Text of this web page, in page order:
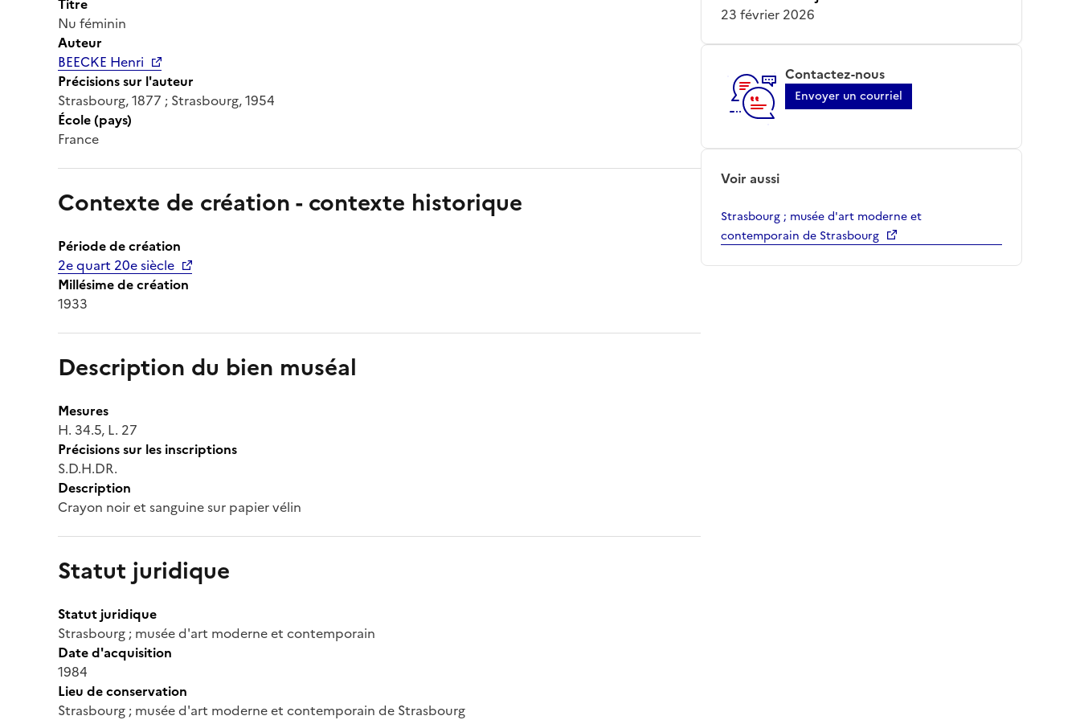
Nu féminin
Auteur
BEECKE Henri
Précisions sur l'auteur
Strasbourg, 1877 ; Strasbourg, 1954
École (pays)
France
Contexte de création - contexte historique
Période de création
2e quart 20e siècle
Millésime de création
1933
Description du bien muséal
Mesures
H. 34.5, L. 27
Précisions sur les inscriptions
S.D.H.DR.
Description
Crayon noir et sanguine sur papier vélin
Statut juridique
Statut juridique
Strasbourg ; musée d'art moderne et contemporain
Date d'acquisition
1984
Lieu de conservation
Strasbourg ; musée d'art moderne et contemporain de Strasbourg
23 février 2026
Contactez-nous
Envoyer un courriel
Voir aussi
Strasbourg ; musée d'art moderne et
contemporain de Strasbourg